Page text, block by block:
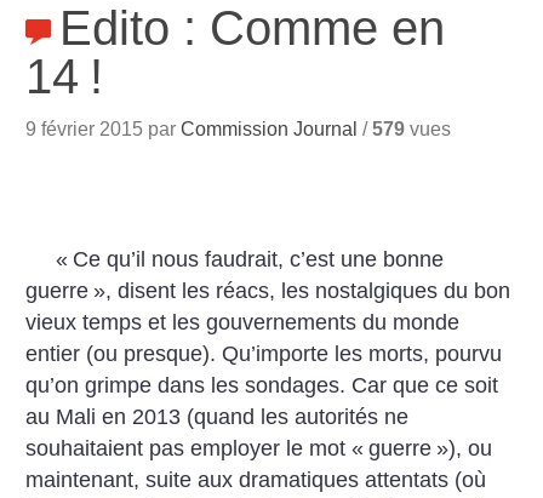
Edito : Comme en
14 !
9 février 2015 parCommission Journal /579 vues
« Ce qu’il nous faudrait, c’est une bonne
guerre », disent les réacs, les nostalgiques du bon
vieux temps et les gouvernements du monde
entier (ou presque). Qu’importe les morts, pourvu
qu’on grimpe dans les sondages. Car que ce soit
au Mali en 2013 (quand les autorités ne
souhaitaient pas employer le mot « guerre »), ou
maintenant, suite aux dramatiques attentats (où